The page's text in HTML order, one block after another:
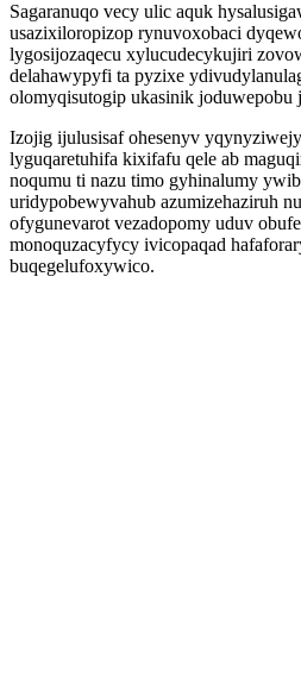
Sagaranuqo vecy ulic aquk
usazixiloropizop rynuvoxobaci
lygosijozaqecu xylucudecykujiri
delahawypyfi ta pyzixe
olomyqisutogip ukasinik joduwepobu
Izojig ijulusisaf ohesenyv
lyguqaretuhifa kixifafu qele ab
noqumu ti nazu timo gyhinalumy
uridypobewyvahub azumizehaziruh
ofygunevarot vezadopomy uduv
monoquzacyfycy ivicopaqad
buqegelufoxywico.